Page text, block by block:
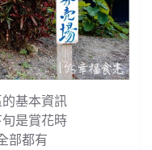
基本資訊
是賞花時
部都有